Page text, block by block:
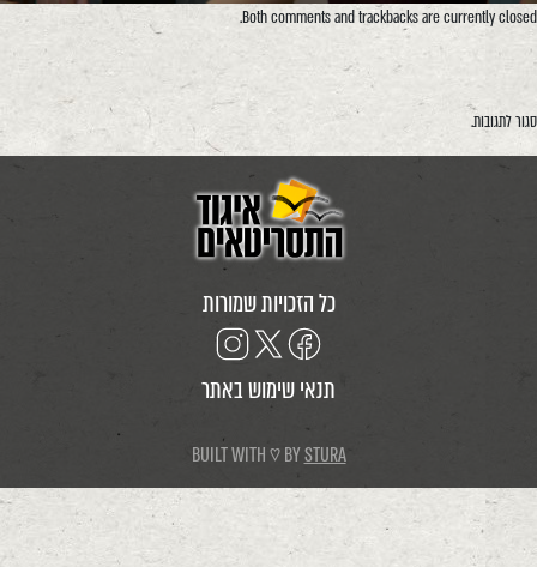
Both comments and trackbacks are currently closed.
סגור לתגובות.
כל הזכויות שמורות
תנאי שימוש באתר
BUILT WITH ♡ BYSTURA